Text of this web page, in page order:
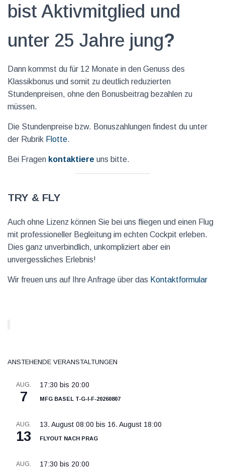
bist Aktivmitglied und
unter 25 Jahre jung?
Dann kommst du für 12 Monate in den Genuss des
Klassikbonus und somit zu deutlich reduzierten
Stundenpreisen, ohne den Bonusbeitrag bezahlen zu
müssen.
Die Stundenpreise bzw. Bonuszahlungen findest du unter
der Rubrik Flotte.
Bei Fragen kontaktiere uns bitte.
Try & Fly
Auch ohne Lizenz können Sie bei uns fliegen und einen Flug
mit professioneller Begleitung im echten Cockpit erleben.
Dies ganz unverbindlich, unkompliziert aber ein
unvergessliches Erlebnis!
Wir freuen uns auf Ihre Anfrage über das Kontaktformular
Anstehende Veranstaltungen
AUG.
7
17:30 bis 20:00
MFG Basel T-G-I-F-20260807
AUG.
13
13. August 08:00 bis 16. August 18:00
Flyout nach Prag
AUG. 17:30 bis 20:00